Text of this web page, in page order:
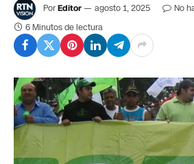
PorEditor agosto 1, 2025
No
6 Minutos de lectura